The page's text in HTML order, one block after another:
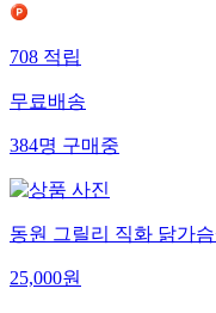
708적립
무료배송
384명구매중
동원 그릴리 직화 닭가
25,000원